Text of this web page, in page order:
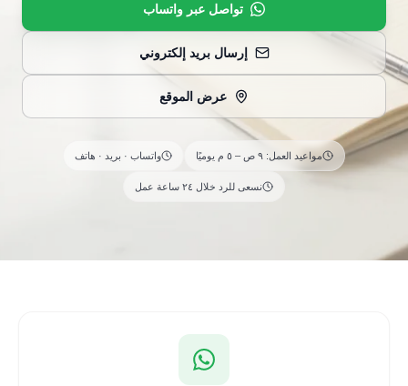
تواصل عبر واتساب
إرسال بريد إلكتروني
عرض الموقع
مواعيد العمل: ٩ ص – ٥ م يوميًا واتساب · بريد · هاتف
نسعى للرد خلال ٢٤ ساعة عمل